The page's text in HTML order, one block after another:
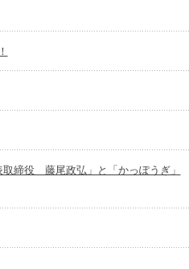
締役 藤尾政弘」と「かっぽうぎ」